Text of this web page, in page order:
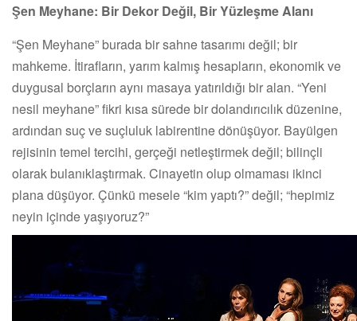
Şen Meyhane: Bir Dekor Değil, Bir Yüzleşme Alanı
“Şen Meyhane” burada bir sahne tasarımı değil; bir
mahkeme. İtirafların, yarım kalmış hesapların, ekonomik ve
duygusal borçların aynı masaya yatırıldığı bir alan. “Yeni
nesil meyhane” fikri kısa sürede bir dolandırıcılık düzenine,
ardından suç ve suçluluk labirentine dönüşüyor. Bayülgen
rejisinin temel tercihi, gerçeği netleştirmek değil; bilinçli
olarak bulanıklaştırmak. Cinayetin olup olmaması ikinci
plana düşüyor. Çünkü mesele “kim yaptı?” değil; “hepimiz
neyin içinde yaşıyoruz?”